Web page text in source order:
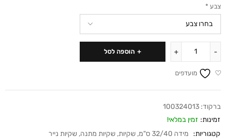
צבע *
הוספה לסל
מועדפים
ברקוד: 100324013
זמינות: זמין במלאי!
קטגוריות:
מידה 32/40 ס"מ , שקיות, שקיות מתנה, שקיות נייר